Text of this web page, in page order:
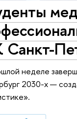
Санкт-
неделе
2030-х —